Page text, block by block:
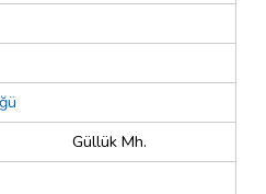
Güllük Mh.